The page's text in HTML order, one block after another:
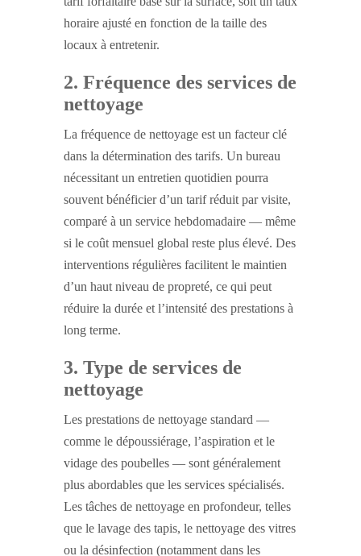
horaire ajusté en fonction de la taille des
locaux à entretenir.
2. Fréquence des services de
nettoyage
La fréquence de nettoyage est un facteur clé
dans la détermination des tarifs. Un bureau
nécessitant un entretien quotidien pourra
souvent bénéficier d’un tarif réduit par visite,
comparé à un service hebdomadaire — même
si le coût mensuel global reste plus élevé. Des
interventions régulières facilitent le maintien
d’un haut niveau de propreté, ce qui peut
réduire la durée et l’intensité des prestations à
long terme.
3. Type de services de
nettoyage
Les prestations de nettoyage standard —
comme le dépoussiérage, l’aspiration et le
vidage des poubelles — sont généralement
plus abordables que les services spécialisés.
Les tâches de nettoyage en profondeur, telles
que le lavage des tapis, le nettoyage des vitres
ou la désinfection (notamment dans les